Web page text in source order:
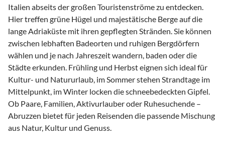
Italien abseits der großen Touristenströme zu entdecken.
Hier treffen grüne Hügel und majestätische Berge auf die
lange Adriaküste mit ihren gepflegten Stränden. Sie können
zwischen lebhaften Badeorten und ruhigen Bergdörfern
wählen und je nach Jahreszeit wandern, baden oder die
Städte erkunden. Frühling und Herbst eignen sich ideal für
Kultur- und Natururlaub, im Sommer stehen Strandtage im
Mittelpunkt, im Winter locken die schneebedeckten Gipfel.
Ob Paare, Familien, Aktivurlauber oder Ruhesuchende –
Abruzzen bietet für jeden Reisenden die passende Mischung
aus Natur, Kultur und Genuss.